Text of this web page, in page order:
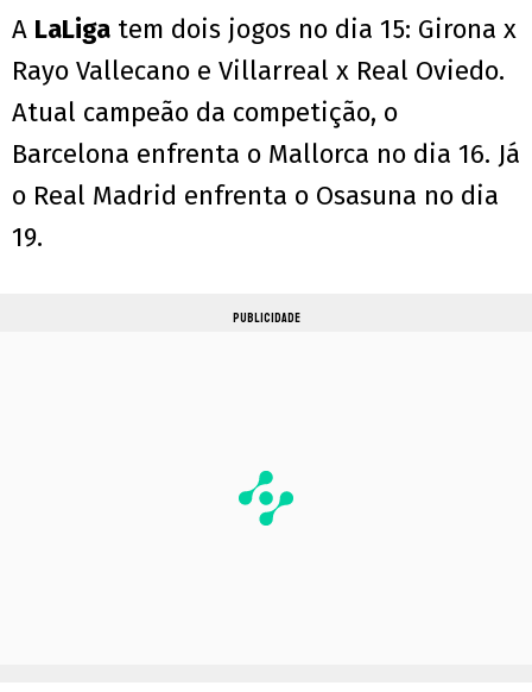
A LaLiga tem dois jogos no dia 15: Girona x
Rayo Vallecano e Villarreal x Real Oviedo.
Atual campeão da competição, o
Barcelona enfrenta o Mallorca no dia 16. Já
o Real Madrid enfrenta o Osasuna no dia
19.
PUBLICIDADE